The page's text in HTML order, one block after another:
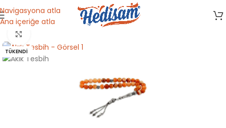
Navigasyona atla
Ana içeriğe atla
Ana Sayfa/ Dini Malzemeler
TÜKENDI